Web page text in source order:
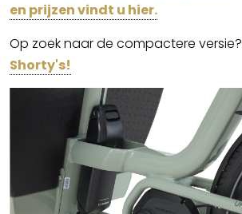
en prijzen vindt u hier.
Op zoek naar de compactere versie?
Shorty's!